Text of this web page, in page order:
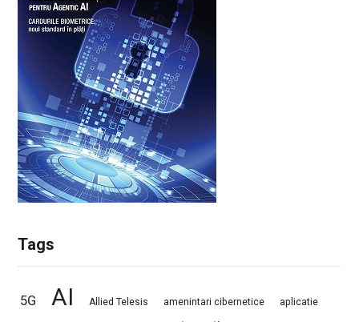
Tags
5G AI Allied Telesis amenintari cibernetice aplicatie